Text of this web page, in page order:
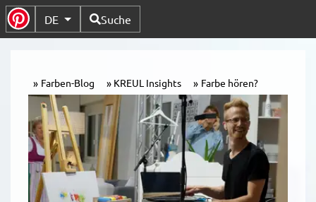
Untermenü Umschalten
DE Verfügbare Sprachen
Suche
Farben-Blog KREUL Insights Farbe hören?